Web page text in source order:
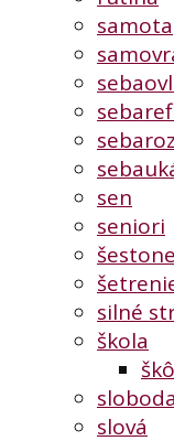
samota
sen
seniori
silné
škola
sloboda
slová